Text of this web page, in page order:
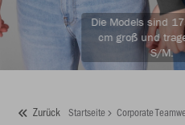
Die Models sind
cm groß und
S/M.
Zurück Startseite Corporate